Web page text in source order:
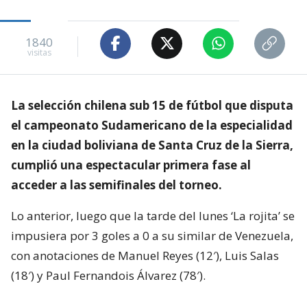
1840
visitas
La selección chilena sub 15 de fútbol que disputa
el campeonato Sudamericano de la especialidad
en la ciudad boliviana de Santa Cruz de la Sierra,
cumplió una espectacular primera fase al
acceder a las semifinales del torneo.
Lo anterior, luego que la tarde del lunes ‘La rojita’ se
impusiera por 3 goles a 0 a su similar de Venezuela,
con anotaciones de Manuel Reyes (12′), Luis Salas
(18′) y Paul Fernandois Álvarez (78′).